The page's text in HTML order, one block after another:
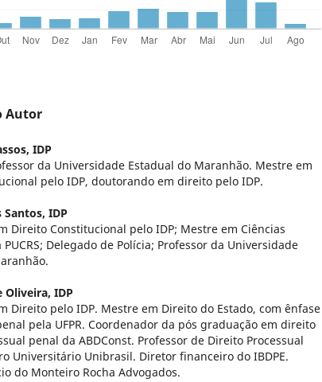
Autor
IDP
da Universidade Estadual do Maranhão. Mestre em
pelo IDP, doutorando em direito pelo IDP.
Santos, IDP
Direito Constitucional pelo IDP; Mestre em Ciências
Delegado de Polícia; Professor da Universidade
Oliveira, IDP
Direito pelo IDP. Mestre em Direito do Estado, com ênfase
pela UFPR. Coordenador da pós graduação em direito
penal da ABDConst. Professor de Direito Processual
Universitário Unibrasil. Diretor financeiro do IBDPE.
do Monteiro Rocha Advogados.